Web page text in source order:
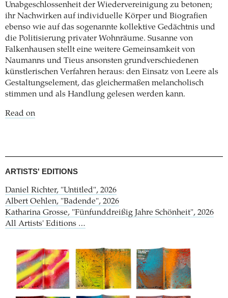
Unabgeschlossenheit der Wiedervereinigung zu betonen;
ihr Nachwirken auf individuelle Körper und Biografien
ebenso wie auf das sogenannte kollektive Gedächtnis und
die Politisierung privater Wohnräume. Susanne von
Falkenhausen stellt eine weitere Gemeinsamkeit von
Naumanns und Tieus ansonsten grundverschiedenen
künstlerischen Verfahren heraus: den Einsatz von Leere als
Gestaltungselement, das gleichermaßen melancholisch
stimmen und als Handlung gelesen werden kann.
Read on
ARTISTS' EDITIONS
Daniel Richter, "Untitled", 2026
Albert Oehlen, "Badende", 2026
Katharina Grosse, "Fünfunddreißig Jahre Schönheit", 2026
All Artists' Editions …